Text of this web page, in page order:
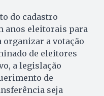
do cadastro
anos eleitorais para
organizar a votação
de eleitores
a legislação
de
seja